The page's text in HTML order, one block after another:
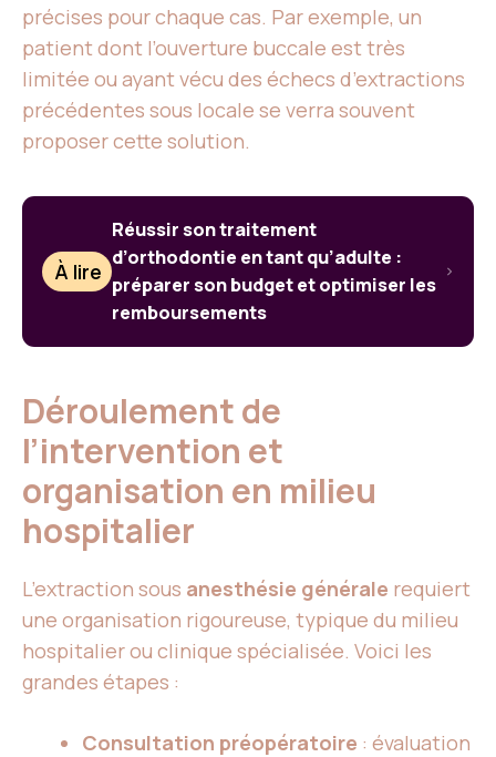
précises pour chaque cas. Par exemple, un
patient dont l’ouverture buccale est très
limitée ou ayant vécu des échecs d’extractions
précédentes sous locale se verra souvent
proposer cette solution.
À lire
Réussir son traitement
d’orthodontie en tant qu’adulte :
préparer son budget et optimiser les
remboursements
Déroulement de
l’intervention et
organisation en milieu
hospitalier
L’extraction sous anesthésie générale requiert
une organisation rigoureuse, typique du milieu
hospitalier ou clinique spécialisée. Voici les
grandes étapes :
Consultation préopératoire : évaluation